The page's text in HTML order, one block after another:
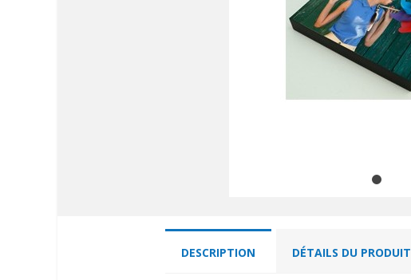
DESCRIPTION DÉTAILS DU PRODUIT